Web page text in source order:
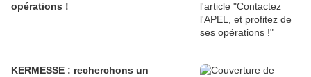
opérations !
KERMESSE : recherchons un